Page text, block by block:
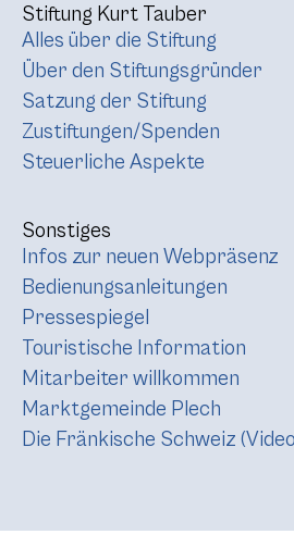
Stiftung Kurt Tauber
Alles über die Stiftung
Über den Stiftungsgründer
Satzung der Stiftung
Zustiftungen/Spenden
Steuerliche Aspekte
Sonstiges
Infos zur neuen Webpräsenz
Bedienungsanleitungen
Pressespiegel
Touristische Information
Mitarbeiter willkommen
Marktgemeinde Plech
Die Fränkische Schweiz